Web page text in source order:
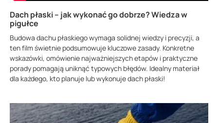
Dach płaski – jak wykonać go dobrze? Wiedza w
pigułce
Budowa dachu płaskiego wymaga solidnej wiedzy i precyzji, a
ten film świetnie podsumowuje kluczowe zasady. Konkretne
wskazówki, omówienie najważniejszych etapów i praktyczne
porady pomagają uniknąć typowych błędów. Idealny materiał
dla każdego, kto planuje lub wykonuje dach płaski!